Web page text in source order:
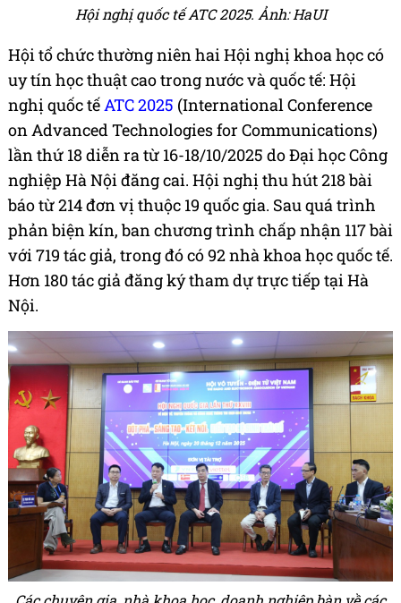
Hội nghị quốc tế ATC 2025. Ảnh: HaUI
Hội tổ chức thường niên hai Hội nghị khoa học có
uy tín học thuật cao trong nước và quốc tế: Hội
nghị quốc tếATC 2025 (International Conference
on Advanced Technologies for Communications)
lần thứ 18 diễn ra từ 16-18/10/2025 do Đại học Công
nghiệp Hà Nội đăng cai. Hội nghị thu hút 218 bài
báo từ 214 đơn vị thuộc 19 quốc gia. Sau quá trình
phản biện kín, ban chương trình chấp nhận 117 bài
với 719 tác giả, trong đó có 92 nhà khoa học quốc tế.
Hơn 180 tác giả đăng ký tham dự trực tiếp tại Hà
Nội.